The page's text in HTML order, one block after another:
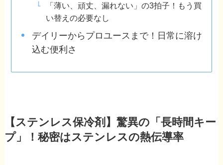
「薄い、頑丈、漏れない」の3拍子！もう買
い替えの必要なし
デイリーからプロユースまで！日常に溶け
込む便利さ
【ステンレス保冷剤】驚異の「長時間キー
プ」！秘密はステンレスの熱伝導率